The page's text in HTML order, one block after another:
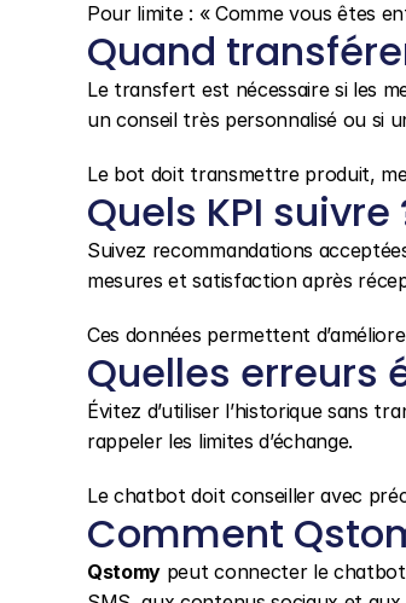
Pour limite : « Comme vous êtes
Quand
Le transfert est nécessaire si les
un conseil très personnalisé ou si
Le bot doit transmettre produit,
Quels KPI suivre
Suivez recommandations
mesures et satisfaction après
Ces données permettent
Quelles erreurs
Évitez d’utiliser l’historique sans
rappeler les limites d’échange.
Le chatbot doit conseiller avec
Comment
Qstomy peut connecter le chatbot